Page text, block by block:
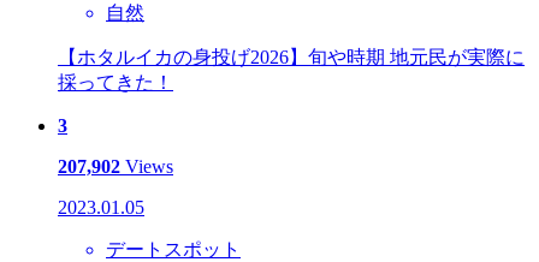
自然
【ホタルイカの身投げ2026】旬や時期 地元民が実際に
採ってきた！
3
207,902 Views
2023.01.05
デートスポット